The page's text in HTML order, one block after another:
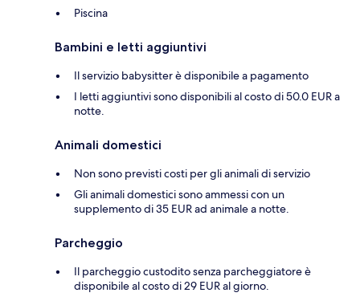
Piscina
Bambini e letti aggiuntivi
Il servizio babysitter è disponibile a pagamento
I letti aggiuntivi sono disponibili al costo di 50.0 EUR a
notte.
Animali domestici
Non sono previsti costi per gli animali di servizio
Gli animali domestici sono ammessi con un
supplemento di 35 EUR ad animale a notte.
Parcheggio
Il parcheggio custodito senza parcheggiatore è
disponibile al costo di 29 EUR al giorno.